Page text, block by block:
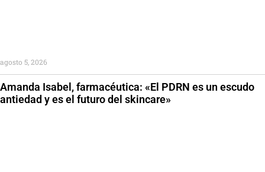
Amanda Isabel, farmacéutica: «El PDRN es un escudo
antiedad y es el futuro del skincare»
agosto 5, 2026